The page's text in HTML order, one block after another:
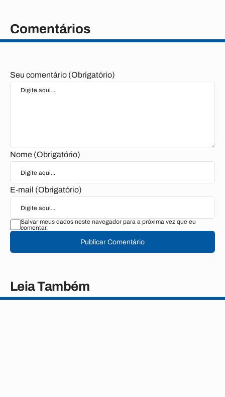
Comentários
Seu comentário (Obrigatório)
Nome (Obrigatório)
E-mail (Obrigatório)
Salvar meus dados neste navegador para a próxima vez que eu
comentar.
Publicar Comentário
Leia Também